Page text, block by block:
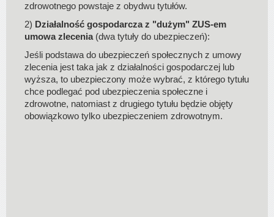
zdrowotnego powstaje z obydwu tytułów.
2) Działalność gospodarcza z "dużym" ZUS-em
umowa zlecenia(dwa tytuły do ubezpieczeń):
Jeśli podstawa do ubezpieczeń społecznych z umowy
zlecenia jest taka jak z działalności gospodarczej lub
wyższa, to ubezpieczony może wybrać, z którego tytułu
chce podlegać pod ubezpieczenia społeczne i
zdrowotne, natomiast z drugiego tytułu będzie objęty
obowiązkowo tylko ubezpieczeniem zdrowotnym.